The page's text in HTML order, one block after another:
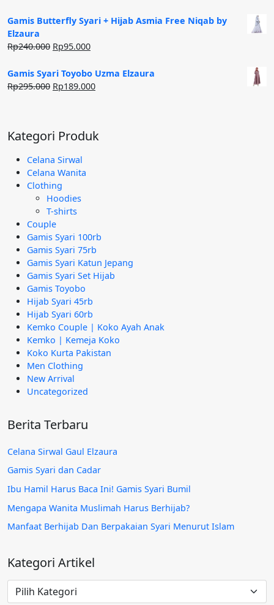
Gamis Butterfly Syari + Hijab Asmia Free Niqab by
Elzaura
Rp240.000 Harga
adalah:
Rp240.000.
Rp95.000Harga
ini
adalah:
Gamis Syari Toyobo Uzma Elzaura
Rp295.000 Harga
Rp189.000Harga
Rp189.000.
Kategori Produk
Celana Sirwal
Celana Wanita
Clothing
Hoodies
T-shirts
Couple
Gamis Syari 100rb
Gamis Syari 75rb
Gamis Syari Katun Jepang
Gamis Syari Set Hijab
Gamis Toyobo
Hijab Syari 45rb
Hijab Syari 60rb
Kemko Couple | Koko Ayah Anak
Kemko | Kemeja Koko
Koko Kurta Pakistan
Men Clothing
New Arrival
Uncategorized
Berita Terbaru
Celana Sirwal Gaul Elzaura
Gamis Syari dan Cadar
Ibu Hamil Harus Baca Ini! Gamis Syari Bumil
Mengapa Wanita Muslimah Harus Berhijab?
Manfaat Berhijab Dan Berpakaian Syari Menurut Islam
Kategori Artikel
Kategori
Artikel